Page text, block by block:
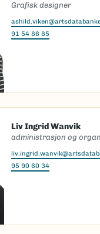
Grafisk designer
91 54 86 85
Liv Ingrid Wanvik
administrasjon og
95 90 60 34